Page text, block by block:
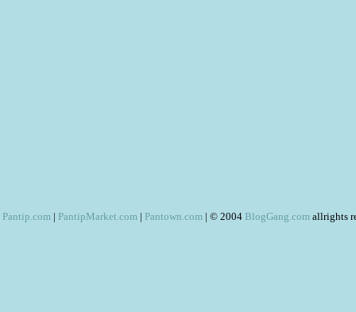
Pantip.com | PantipMarket.com | Pantown.com | © 2004 BlogGang.com allrights